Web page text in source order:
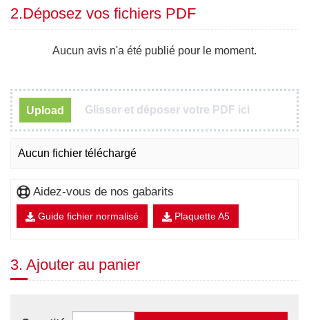
2.Déposez vos fichiers PDF
Aucun avis n'a été publié pour le moment.
Upload Glisser et déposer votre PDF ici
Aucun fichier téléchargé
Aidez-vous de nos gabarits
Guide fichier normalisé Plaquette A5
3. Ajouter au panier